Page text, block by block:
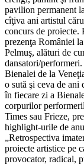
pavilion permanent
cîţiva ani artistul
concurs de proiecte.
prezenţa României
Pelmuş, alături de
dansatori/
Bienalei de la
o sută şi ceva de ani
în fiecare zi a
corpurilor
Times sau Frieze,
highlight-urile de
„Retrospectiva
proiecte artistice pe
provocator, radical,